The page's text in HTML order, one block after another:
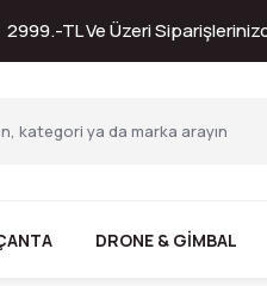
2999.-TL Ve Üzeri
DRONE & GİMBAL